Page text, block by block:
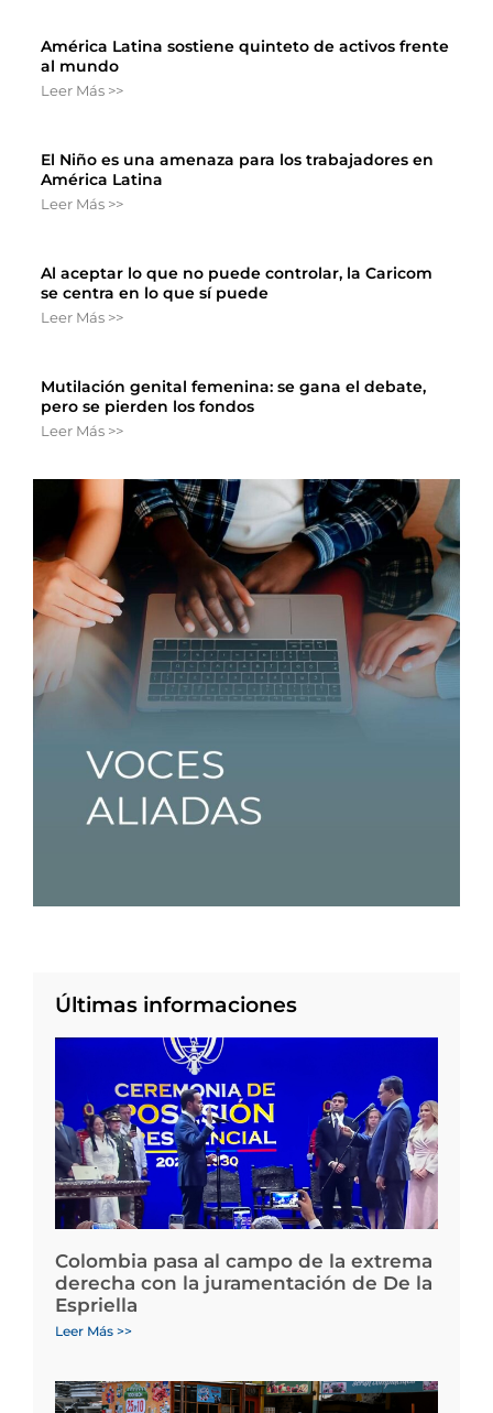
América Latina sostiene quinteto de activos frente
al mundo
Leer Más >>
El Niño es una amenaza para los trabajadores en
América Latina
Leer Más >>
Al aceptar lo que no puede controlar, la Caricom
se centra en lo que sí puede
Leer Más >>
Mutilación genital femenina: se gana el debate,
pero se pierden los fondos
Leer Más >>
Últimas informaciones
Colombia pasa al campo de la extrema
derecha con la juramentación de De la
Espriella
Leer Más >>